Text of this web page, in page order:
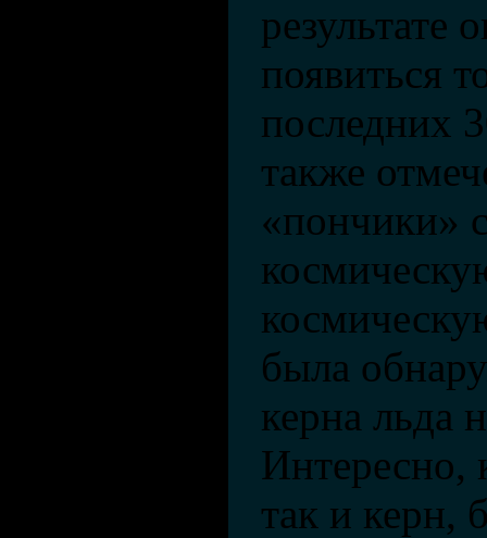
результате
появиться
последних
также
«пончики»
была
керна льда
Интересно,
так и керн,